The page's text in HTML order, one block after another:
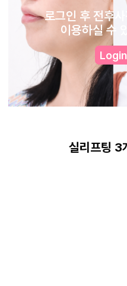
로그인 후 전후
이용하실 수
Login
실리프팅 3